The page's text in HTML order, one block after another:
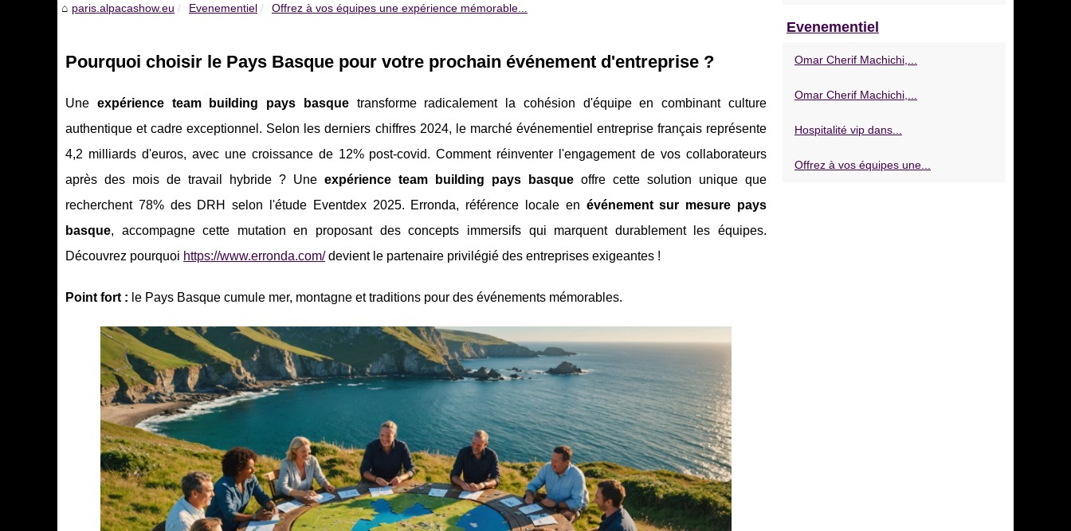
paris.alpacashow.eu Evenementiel Offrez à vos équipes une expérience mémorable...
Pourquoi choisir le Pays Basque pour votre prochain événement d'entreprise ?
Une expérience team building pays basquetransforme radicalement la cohésion d'équipe en combinant culture
authentique et cadre exceptionnel. Selon les derniers chiffres 2024, le marché événementiel entreprise français représente
4,2 milliards d'euros, avec une croissance de 12% post-covid. Comment réinventer l'engagement de vos collaborateurs
après des mois de travail hybride ? Une expérience team building pays basque offre cette solution unique que
recherchent 78% des DRH selon l'étude Eventdex 2025. Erronda, référence locale en événement sur mesure pays
basque, accompagne cette mutation en proposant des concepts immersifs qui marquent durablement
les équipes.
Découvrez pourquoi https://www.erronda.com/devient le partenaire privilégié des entreprises exigeantes !
Point fort : le Pays Basque cumule mer, montagne et traditions pour des événements mémorables.
Evenementiel
Omar Cherif Machichi,...
Omar Cherif Machichi,...
Hospitalité vip dans...
Offrez à vos équipes une...